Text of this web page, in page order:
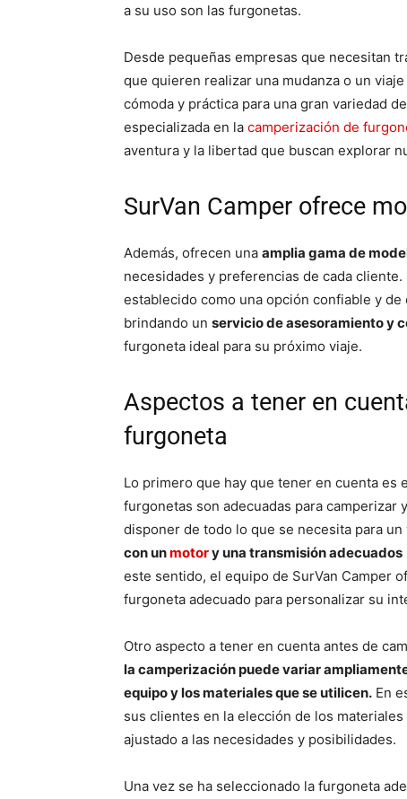
a su uso son las furgonetas.
Desde pequeñas empresas que necesitan
que quieren realizar una mudanza o un
cómoda y práctica para una gran variedad
especializada en la camperización de
aventura y la libertad que buscan explorar
SurVan Camper ofrece
Además, ofrecen una amplia gama de
necesidades y preferencias de cada
establecido como una opción confiable y
brindando un servicio de asesoramiento y
furgoneta ideal para su próximo viaje.
Aspectos a tener en
furgoneta
Lo primero que hay que tener en cuenta es
furgonetas son adecuadas para camperizar
disponer de todo lo que se necesita para un
con unmotory una transmisión adecuados
este sentido, el equipo de SurVan Camper
furgoneta adecuado para personalizar su
Otro aspecto a tener en cuenta antes de
la camperización puede variar
equipo y los materiales que se utilicen. En
sus clientes en la elección de los
ajustado a las necesidades y posibilidades.
Una vez se ha seleccionado la furgoneta